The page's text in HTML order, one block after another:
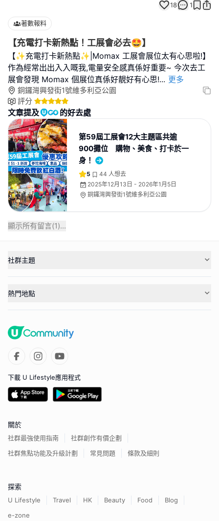
18 1
著數報料
【充電打卡新熱點！工展會必去🤩】
【✨充電打卡新熱點✨|Momax 工展會展位太有心思啦!】
作為經常出出入入嘅我,電量安全感真係好重要~ 今次去工
展會發現 Momax 個展位真係好靚好有心思!... 更多
銅鑼灣興發街1號維多利亞公園
評分
文章提及 的好去處
第59屆工展會12大主題區共逾
900攤位 購物、美食、打卡於一
身！
5 44 人想去
2025年12月13日 - 2026年1月5日
銅鑼灣興發街1號維多利亞公園
顯示所有留言(1)...
社群主題
熱門地點
下載 U Lifestyle應用程式
關於
社群最強使用指南
社群創作有價企劃
社群焦點功能及升級計劃
常見問題 條款及細則
探索
U Lifestyle Travel HK Beauty Food
Blog
e-zone